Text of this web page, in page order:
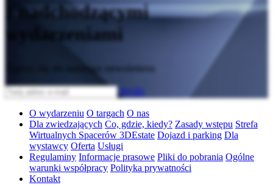
z nadchodzącymi
wydarzeniami
Zapisz się do naszego newslettera
Wyślij
O wydarzeniu O targach O nas
Dla zwiedzających Co, gdzie, kiedy? Zasady wstępu Strefa
Wirtualnych Spacerów 3DEstate Dojazd i parking Dla
wystawcy Oferta Usługi
Regulaminy Informacje prasowe Pliki do pobrania Ogólne
warunki współpracy Polityka prywatności
Kontakt